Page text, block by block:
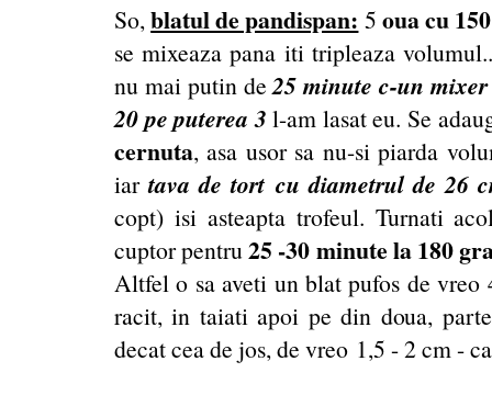
So,blatul de pandispan: 5 oua cu
se mixeaza pana iti tripleaza
nu mai putin de25 minute c-un
20 pe puterea 3 l-am lasat eu. Se
cernuta, asa usor sa nu-si piarda
iartava de tort cu diametrul de 26
copt) isi asteapta trofeul. Turnati
cuptor pentru25 -30 minute la 180
Altfel o sa aveti un blat pufos de
racit, in taiati apoi pe din doua,
decat cea de jos, de vreo 1,5 - 2 cm -